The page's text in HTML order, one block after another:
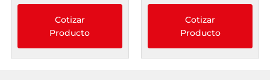
Cotizar
Producto
Cotizar
Producto